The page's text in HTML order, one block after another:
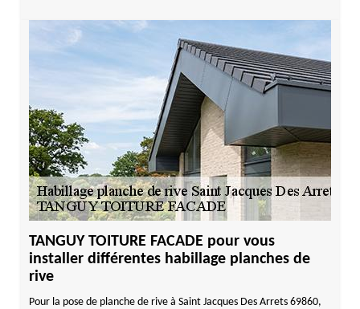
TANGUY TOITURE FACADE pour vous
installer différentes habillage planches de
rive
Pour la pose de planche de rive à Saint Jacques Des Arrets 69860,